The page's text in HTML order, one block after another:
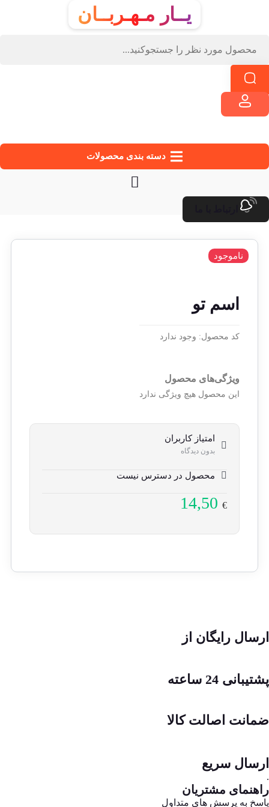
یــار مـهـربــان
دسته‌ بندی محصولات
اسم تو
کد محصول: وجود ندارد
ویژگی‌های محصول
این محصول هیچ ویژگی ندارد
امتیاز کاربران
بدون دیدگاه
محصول در دسترس نیست
14,50€
ناموجود
ارسال رایگان از
پشتیبانی 24 ساعته
ضمانت اصالت کالا
ارسال سریع
.
راهنمای مشتریان
پاسخ به پرسش های متداول